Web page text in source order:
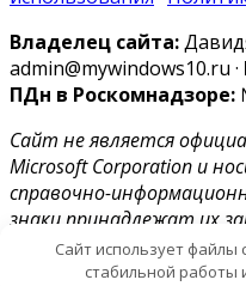
Владелец сайта:
admin@mywindows10.ru ·
ПДн в Роскомнадзоре:
Сайт не является
Microsoft Corporation и
справочно-
знаки принадлежат их
Информационная
Сайт использует файлы
стабильной работы